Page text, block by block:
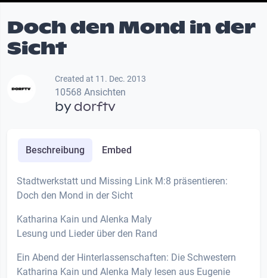
Doch den Mond in der
Sicht
Created at 11. Dec. 2013
10568 Ansichten
bydorftv
Beschreibung Embed
Stadtwerkstatt und Missing Link M:8 präsentieren:
Doch den Mond in der Sicht
Katharina Kain und Alenka Maly
Lesung und Lieder über den Rand
Ein Abend der Hinterlassenschaften: Die Schwestern
Katharina Kain und Alenka Maly lesen aus Eugenie